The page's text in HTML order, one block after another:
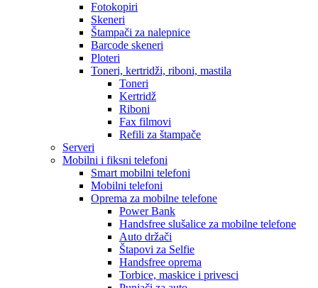
Fotokopiri
Skeneri
Štampači za nalepnice
Barcode skeneri
Ploteri
Toneri, kertridži, riboni, mastila
Toneri
Kertridž
Riboni
Fax filmovi
Refili za štampače
Serveri
Mobilni i fiksni telefoni
Smart mobilni telefoni
Mobilni telefoni
Oprema za mobilne telefone
Power Bank
Handsfree slušalice za mobilne telefone
Auto držači
Štapovi za Selfie
Handsfree oprema
Torbice, maskice i privesci